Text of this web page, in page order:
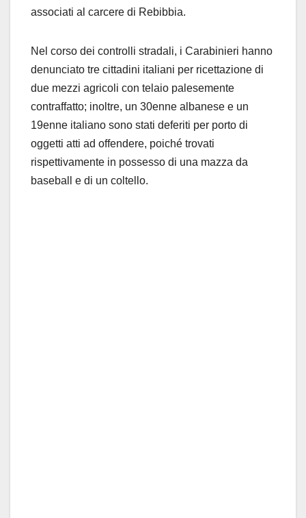
associati al carcere di Rebibbia.
Nel corso dei controlli stradali, i Carabinieri hanno
denunciato tre cittadini italiani per ricettazione di
due mezzi agricoli con telaio palesemente
contraffatto; inoltre, un 30enne albanese e un
19enne italiano sono stati deferiti per porto di
oggetti atti ad offendere, poiché trovati
rispettivamente in possesso di una mazza da
baseball e di un coltello.